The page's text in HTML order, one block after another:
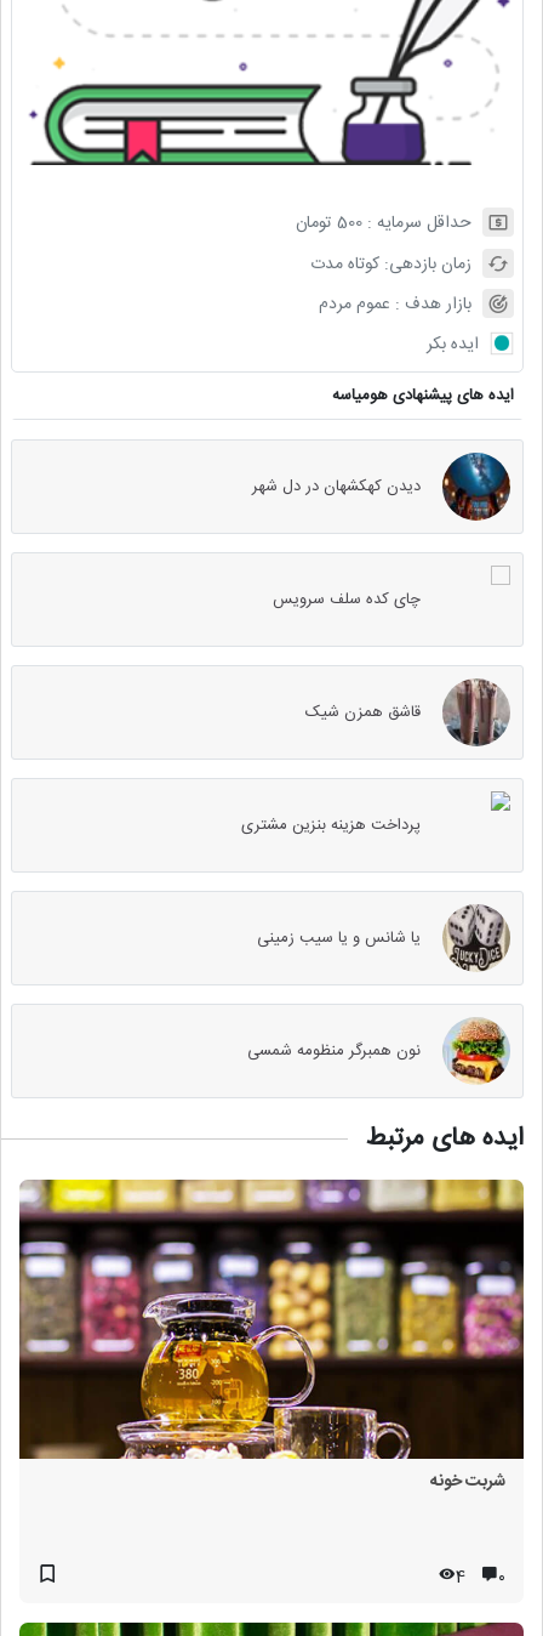
حداقل سرمایه :500 تومان
زمان بازدهی:کوتاه مدت
بازار هدف : عموم مردم
ایده بکر
ایده های پیشنهادی هومیاسه
دیدن کهکشهان در دل شهر
چای کده سلف سرویس
قاشق همزن شیک
پرداخت هزینه بنزین مشتری
یا شانس و یا سیب زمینی
نون همبرگر منظومه شمسی
ایده های مرتبط
شربت خونه
۰ 4